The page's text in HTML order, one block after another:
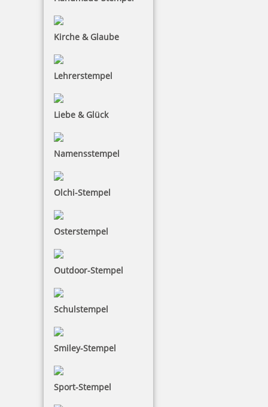
Kirche & Glaube
Lehrerstempel
Liebe & Glück
Namensstempel
Olchi-Stempel
Osterstempel
Outdoor-Stempel
Schulstempel
Smiley-Stempel
Sport-Stempel
Prägegerät universal Modell MI S 51 schwarz mit Gravur
125,90 €
Jetzt gestalten
Tasche Deluxebag schwarz für Prägezange Modell Ideal
19,10 €